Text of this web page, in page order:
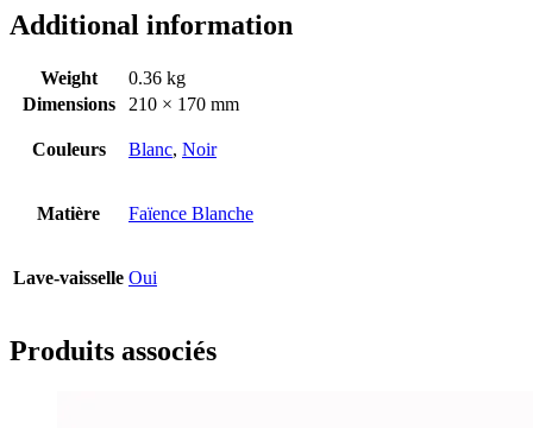
Additional information
Weight
0.36 kg
Dimensions
210 × 170 mm
Couleurs Blanc, Noir
Matière Faïence Blanche
Lave-vaisselle Oui
Produits associés